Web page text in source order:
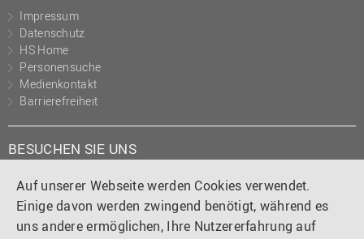
Auf unserer Webseite werden Cookies verwendet.
Einige davon werden zwingend benötigt, während es
uns andere ermöglichen, Ihre Nutzererfahrung auf
Studium und Lehre
Transfer- und
Innovationsmanagement
Impressum
Datenschutz
HS Home
Personensuche
Medienkontakt
Barrierefreiheit
BESUCHEN SIE UNS
Instagram
TiktokLinkedIn
YouTube
Facebook